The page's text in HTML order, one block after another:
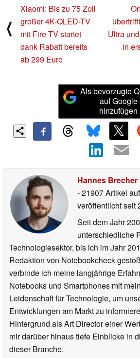
⟨
Xiaomi: Bis zu 75 Zoll
großer 4K-QLED-TV
mit Fire TV startet
dank Rabatt bereits
ab 299 Euro
Ultra
in
Als bevorzugte
auf Google
hinzufügen
Hannes Brecher
- 21907 Artikel
veröffentlichtseit
Seit dem Jahr
unterschiedliche
Technologiesektor, bis ich im Jahr
Redaktion von Notebookcheck
verbinde ich meine langjährige
Notebooks und Smartphones mit
Leidenschaft für Technologie, um
Entwicklungen am Markt zu
Hintergrund als Art Director einer
mir darüber hinaus tiefe Einblicke in
dieser Branche.